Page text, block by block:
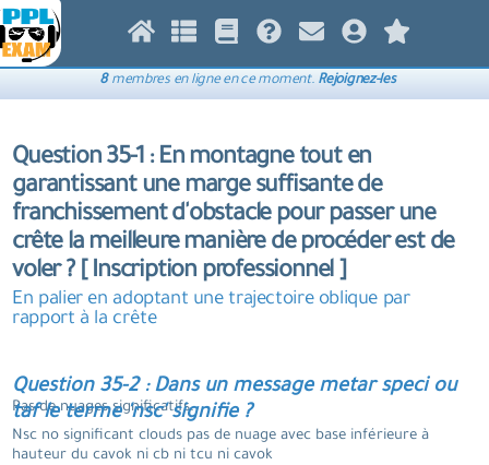
8membres en ligne en ce moment. Rejoignez-les
Question 35-1 : En montagne tout en
garantissant une marge suffisante de
franchissement d'obstacle pour passer une
crête la meilleure manière de procéder est de
voler ? [ Inscription professionnel ]
En palier en adoptant une trajectoire oblique par
rapport à la crête
Question 35-2 : Dans un message metar speci ou
taf le terme 'nsc' signifie ?
Pas de nuages significatifs.
Nsc no significant clouds pas de nuage avec base inférieure à
hauteur du cavok ni cb ni tcu ni cavok